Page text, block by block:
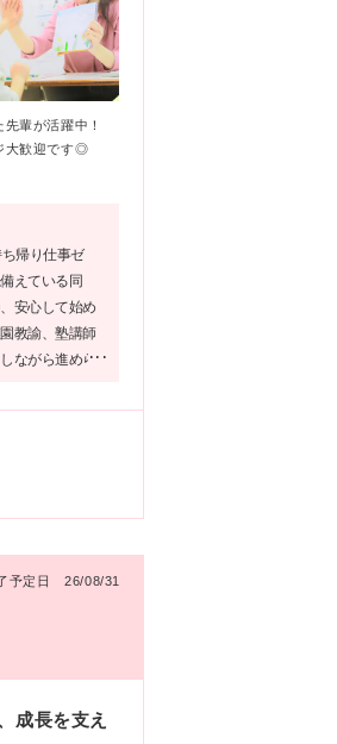
輩が活躍中！
大歓迎です◎
帰り仕事ゼ
えている同
安心して始め
教諭、塾講師
ながら進めら
事を始めてみ
予定日 26/08/31
成長を支え